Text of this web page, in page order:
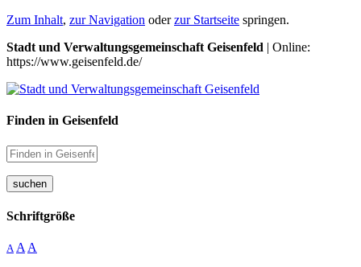
Zum Inhalt, zur Navigation oderzur Startseite springen.
Stadt und Verwaltungsgemeinschaft Geisenfeld | Online:
https://www.geisenfeld.de/
Finden in Geisenfeld
suchen
Schriftgröße
A A A